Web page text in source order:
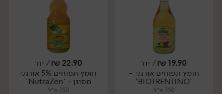
יח׳ יח׳
19.90
₪/ יח׳
חומץ תפוחים אורגני -
'BIOTRENTINO'
750 מ״ל
22.90
₪/ יח׳
חומץ תפוחים 5% אורגני
מסונן - 'NutraZen'
750 מ״ל